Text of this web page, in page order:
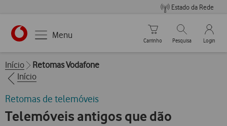
Estado da Rede
https://www.vodafone.pt
Menu
Carrinho de compras
Carrinho
Pesquisar
Pesquisa
My
Login
Breadcrumbs
Início
Retomas Vodafone
Início
Retomas de telemóveis
Telemóveis antigos que dão